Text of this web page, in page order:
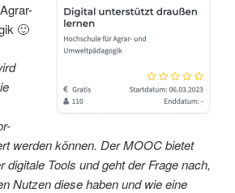
🙂
werden können. Der MOOC bietet
digitale Tools und geht der Frage nach,
Nutzen diese haben und wie eine